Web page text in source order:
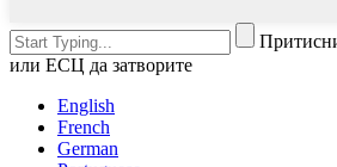
или ЕСЦ да затворите
English
French
German